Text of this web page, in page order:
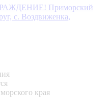
Приморский
с. Воздвиженка,
края